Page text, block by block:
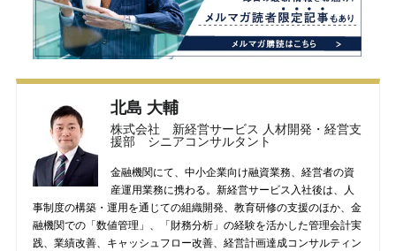
北島 大輔
株式会社 新経営サービス 人材開発・経営支
援部 シニアコンサルタント
金融機関にて、中小企業向け融資業務、経営者の資
産運用業務に携わる。新経営サービス入社後は、人
事制度の構築・運用を通じての組織開発、教育研修の支援のほか、金
融機関での「数値管理」、「財務分析」の経験を活かした管理会計実
践、業績改善、キャッシュフロー改善、経営計画達成コンサルティン